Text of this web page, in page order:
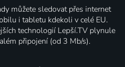
můžete sledovat přes internet
i tabletu kdekoli v celé EU.
technologií Lepší.TV plynule
připojení (od 3 Mb/s).